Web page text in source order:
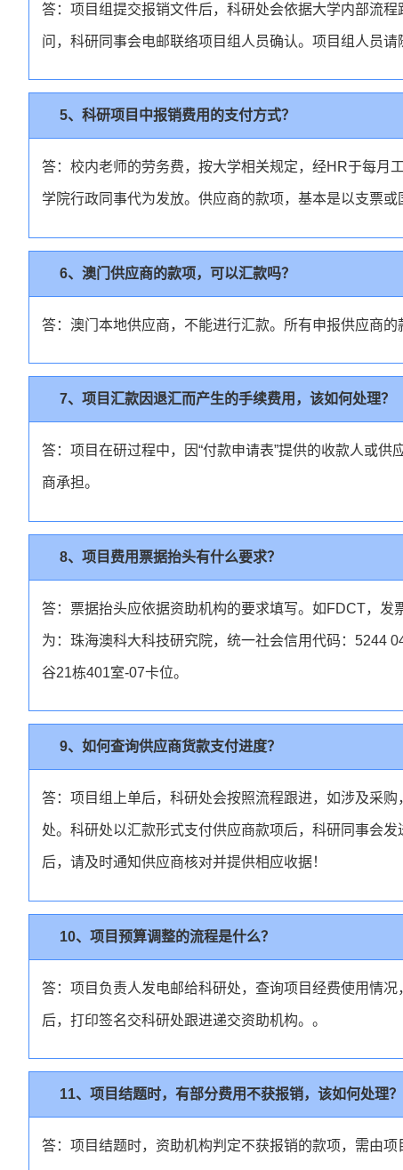
答：项目组提交报销文件后，科研处会依据大学内部流
问，科研同事会电邮联络项目组人员确认。项目组人员请
5、科研项目中报销费用的支付方式？
答：校内老师的劳务费，按大学相关规定，经HR于每月
学院行政同事代为发放。供应商的款项，基本是以支票或
6、澳门供应商的款项，可以汇款吗？
答：澳门本地供应商，不能进行汇款。所有申报供应商的
7、项目汇款因退汇而产生的手续费用，该如何处理？
答：项目在研过程中，因“付款申请表”提供的收款人或
商承担。
8、项目费用票据抬头有什么要求？
答：票据抬头应依据资助机构的要求填写。如FDCT，
为：珠海澳科大科技研究院，统一社会信用代码：5244
谷21栋401室-07卡位。
9、如何查询供应商货款支付进度？
答：项目组上单后，科研处会按照流程跟进，如涉及采
处。科研处以汇款形式支付供应商款项后，科研同事会
后，请及时通知供应商核对并提供相应收据！
10、项目预算调整的流程是什么？
答：项目负责人发电邮给科研处，查询项目经费使用情
后，打印签名交科研处跟进递交资助机构。。
11、项目结题时，有部分费用不获报销，该如何处理？
答：项目结题时，资助机构判定不获报销的款项，需由项